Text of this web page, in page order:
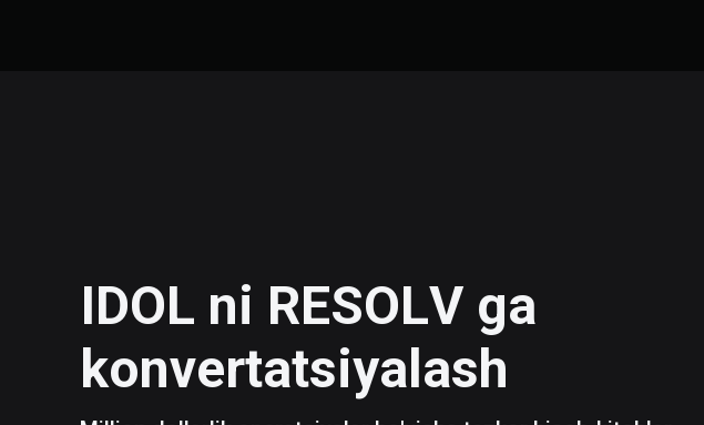
IDOL ni RESOLV ga
konvertatsiyalash